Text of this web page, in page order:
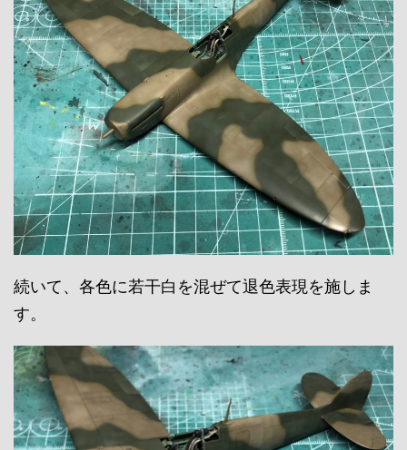
続いて、各色に若干白を混ぜて退色表現を施しま
す。